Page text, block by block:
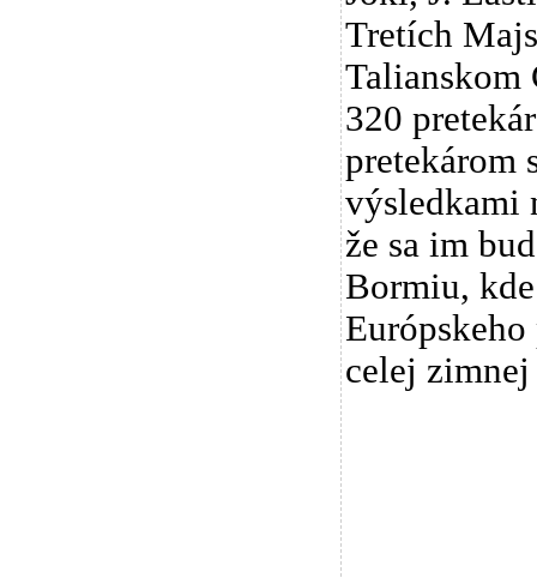
Tretích
Talianskom
320
pretekárom
výsledkami
že sa im
Bormiu,
celej zimnej